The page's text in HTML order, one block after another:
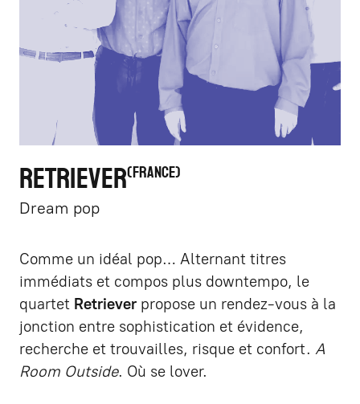
RETRIEVER FRANCE
Dream pop
Comme un idéal pop… Alternant titres
immédiats et compos plus downtempo, le
quartet Retriever propose un rendez-vous à la
jonction entre sophistication et évidence,
recherche et trouvailles, risque et confort. A
Room Outside. Où se lover.